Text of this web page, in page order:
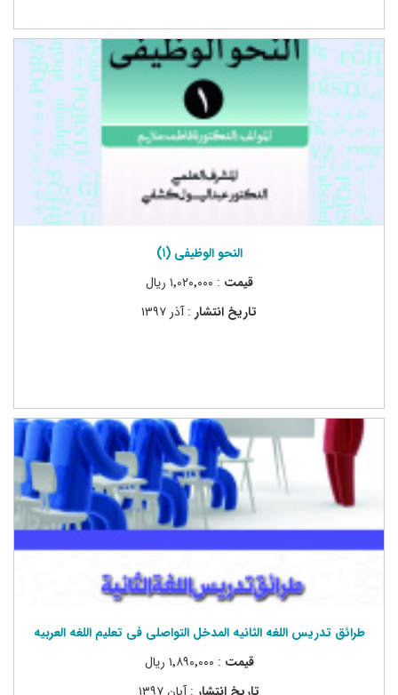
النحو الوظیفی (۱)
قیمت : ۱٬۰۲۰٬۰۰۰ ریال
تاریخ انتشار : آذر ۱۳۹۷
طرائق تدریس اللغه الثانیه المدخل التواصلی فی تعلیم اللغه العربیه
قیمت : ۱٬۸۹۰٬۰۰۰ ریال